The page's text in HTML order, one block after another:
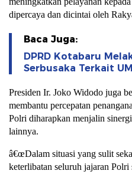
dipercaya dan dicintai oleh
Baca Juga:
DPRD Kotabaru
Serbusaka Terkait
Presiden Ir. Joko Widodo juga
membantu percepatan
Polri diharapkan menjalin
lainnya.
â€œDalam situasi yang sulit
keterlibatan seluruh jajaran